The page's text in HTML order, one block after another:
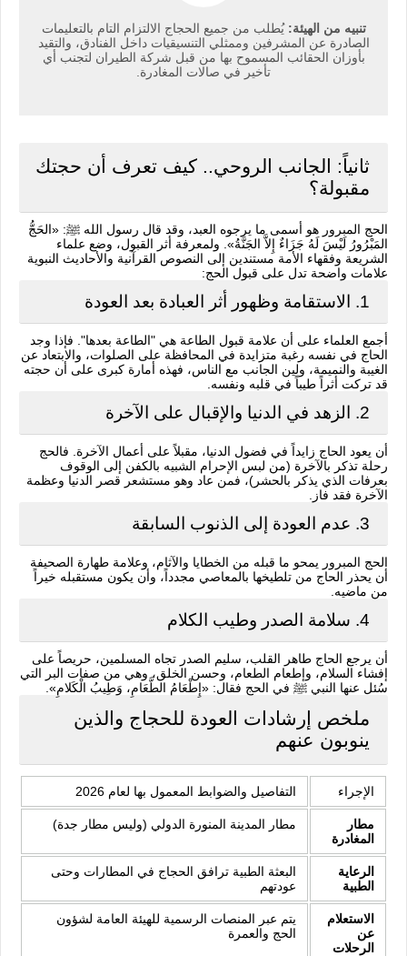
تنبيه من الهيئة: يُطلب من جميع الحجاج الالتزام التام بالتعليمات
الصادرة عن المشرفين وممثلي التنسيقيات داخل الفنادق، والتقيد
بأوزان الحقائب المسموح بها من قبل شركة الطيران لتجنب أي
تأخير في صالات المغادرة.
ثانياً: الجانب الروحي.. كيف تعرف أن حجتك
مقبولة؟
الحج المبرور هو أسمى ما يرجوه العبد، وقد قال رسول الله ﷺ: «الحَجُّ
المَبْرُورُ لَيْسَ لَهُ جَزَاءٌ إِلاَّ الجَنَّةُ». ولمعرفة أثر القبول، وضع علماء
الشريعة وفقهاء الأمة مستندين إلى النصوص القرآنية والأحاديث النبوية
علامات واضحة تدل على قبول الحج:
1. الاستقامة وظهور أثر العبادة بعد العودة
أجمع العلماء على أن علامة قبول الطاعة هي "الطاعة بعدها". فإذا وجد
الحاج في نفسه رغبة متزايدة في المحافظة على الصلوات، والابتعاد عن
الغيبة والنميمة، ولين الجانب مع الناس، فهذه أمارة كبرى على أن حجته
قد تركت أثراً طيباً في قلبه ونفسه.
2. الزهد في الدنيا والإقبال على الآخرة
أن يعود الحاج زايداً في فضول الدنيا، مقبلاً على أعمال الآخرة. فالحج
رحلة تذكر بالآخرة (من لبس الإحرام الشبيه بالكفن إلى الوقوف
بعرفات الذي يذكر بالحشر)، فمن عاد وهو مستشعر قصر الدنيا وعظمة
الآخرة فقد فاز.
3. عدم العودة إلى الذنوب السابقة
الحج المبرور يمحو ما قبله من الخطايا والآثام، وعلامة طهارة الصحيفة
أن يحذر الحاج من تلطيخها بالمعاصي مجدداً، وأن يكون مستقبله خيراً
من ماضيه.
4. سلامة الصدر وطيب الكلام
أن يرجع الحاج طاهر القلب، سليم الصدر تجاه المسلمين، حريصاً على
إفشاء السلام، وإطعام الطعام، وحسن الخلق، وهي من صفات البر التي
سُئل عنها النبي ﷺ في الحج فقال: «إِطْعَامُ الطَّعَامِ، وَطِيبُ الْكَلامِ».
ملخص إرشادات العودة للحجاج والذين
ينوبون عنهم
الإجراء التفاصيل والضوابط المعمول بها لعام 2026
مطار
المغادرة
مطار المدينة المنورة الدولي (وليس مطار جدة)
الرعاية
الطبية
البعثة الطبية ترافق الحجاج في المطارات وحتى
عودتهم
الاستعلام
عن
الرحلات
يتم عبر المنصات الرسمية للهيئة العامة لشؤون
الحج والعمرة